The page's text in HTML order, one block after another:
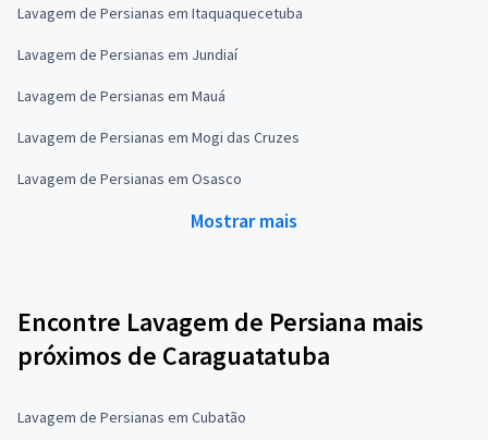
Lavagem de Persianas em Itaquaquecetuba
Lavagem de Persianas em Jundiaí
Lavagem de Persianas em Mauá
Lavagem de Persianas em Mogi das Cruzes
Lavagem de Persianas em Osasco
Mostrar mais
Encontre Lavagem de Persiana mais
próximos de Caraguatatuba
Lavagem de Persianas em Cubatão